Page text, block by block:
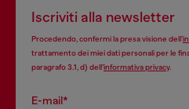
Iscriviti alla newsletter
Procedendo, confermi la presa visione dell’
trattamento dei miei dati personali per le
paragrafo 3.1, d) dell’informativa privacy.
E-mail*